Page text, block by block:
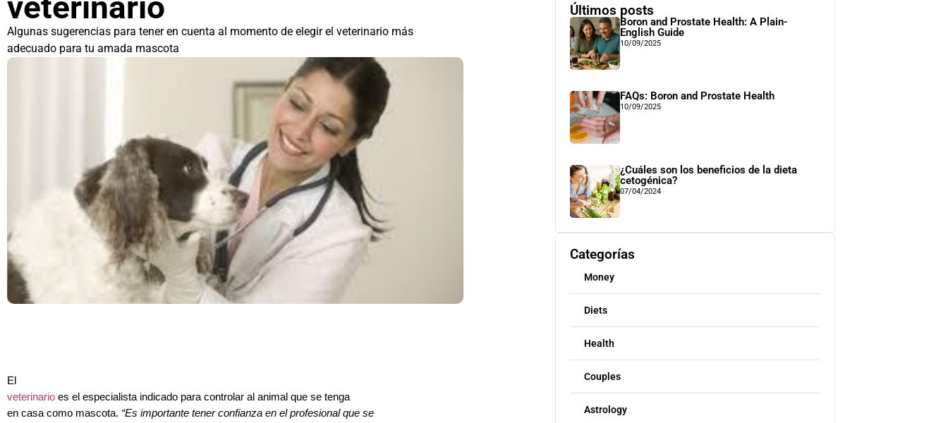
Algunas sugerencias para tener en cuenta al momento de elegir el veterinario más
adecuado para tu amada mascota
El
veterinario es el especialista indicado para controlar al animal que se tenga
en casa como mascota. “Es importante tener confianza en el profesional que se
Últimos posts
Boron and Prostate Health: A Plain-
English Guide
10/09/2025
FAQs: Boron and Prostate Health
10/09/2025
¿Cuáles son los beneficios de la dieta
cetogénica?
07/04/2024
Categorías
Money
Diets
Health
Couples
Astrology